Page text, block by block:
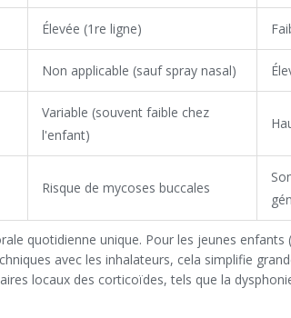
Élevée (1re ligne)
Non applicable (sauf spray nasal)
Variable (souvent faible chez
l'enfant)
Risque de mycoses buccales
quotidienne unique. Pour les jeunes enfants
avec les inhalateurs, cela simplifie
locaux des corticoïdes, tels que la